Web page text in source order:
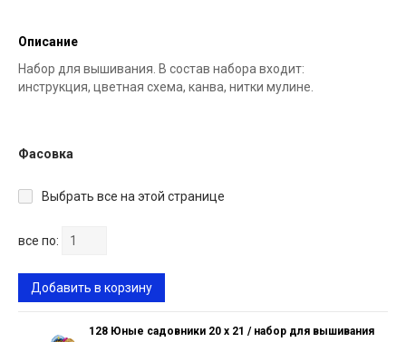
Описание
Набор для вышивания. В состав набора входит:
инструкция, цветная схема, канва, нитки мулине.
Фасовка
Выбрать все на этой странице
все по:
Добавить в корзину
128 Юные садовники 20 х 21 / набор для вышивания